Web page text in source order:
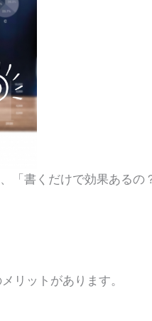
「書くだけで効果あるの
リットがあります。